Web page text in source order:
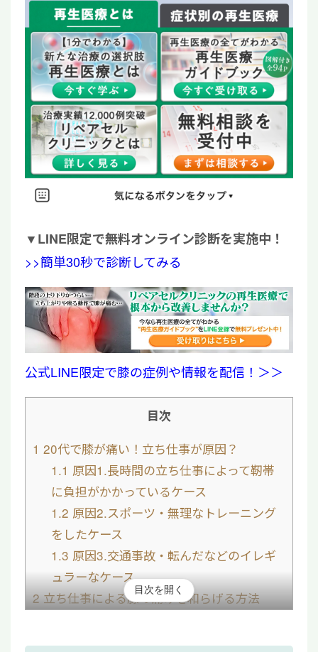
▼LINE限定で無料オンライン診断を実施中！
>>簡単30秒で診断してみる
公式LINE限定で膝の症例や情報を配信！＞＞
目次
1 20代で膝が痛い！立ち仕事が原因？
1.1 原因1.長時間の立ち仕事によって靭帯
に負担がかかっているケース
1.2 原因2.スポーツ・無理なトレーニング
をしたケース
1.3 原因3.交通事故・転んだなどのイレギ
ュラーなケース
2立ち仕事による膝の痛みを和らげる方法
目次を開く